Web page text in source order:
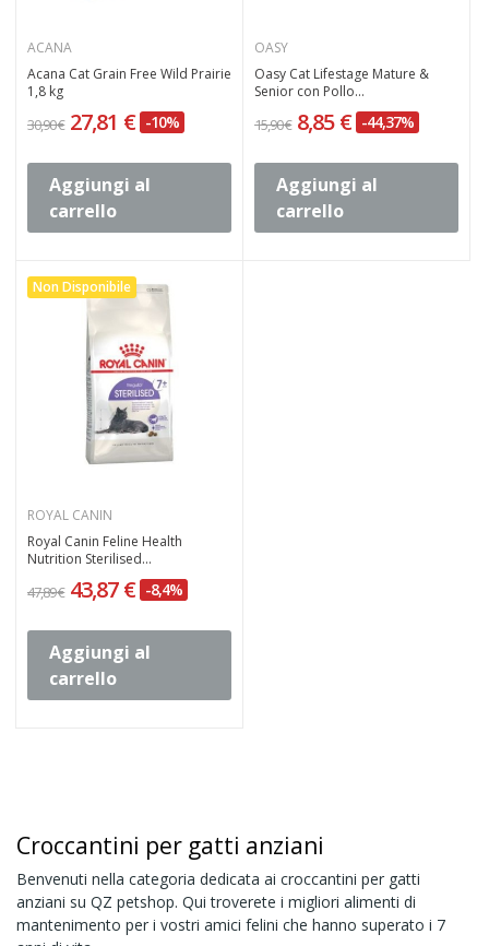
ACANA
Acana Cat Grain Free Wild Prairie
1,8 kg
30,90 € 27,81 € -10%
Aggiungi al
carrello
OASY
Oasy Cat Lifestage Mature &
Senior con Pollo...
15,90 € 8,85 € -44,37%
Aggiungi al
carrello
Non Disponibile
ROYAL CANIN
Royal Canin Feline Health
Nutrition Sterilised...
47,89 € 43,87 € -8,4%
Aggiungi al
carrello
Croccantini per gatti anziani
Benvenuti nella categoria dedicata ai croccantini per gatti
anziani su QZ petshop. Qui troverete i migliori alimenti di
mantenimento per i vostri amici felini che hanno superato i 7